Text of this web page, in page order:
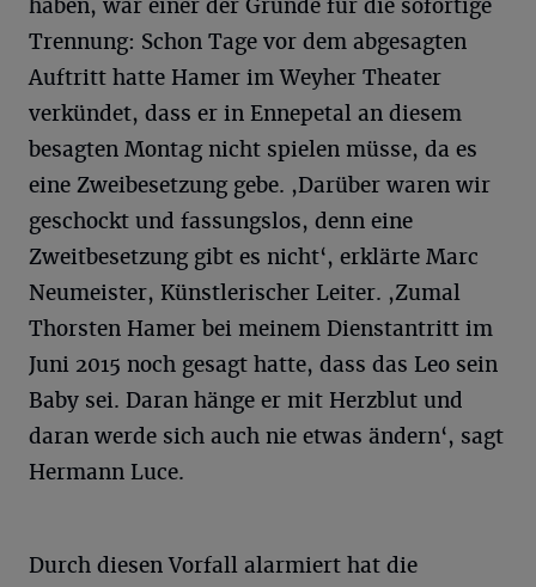
haben, war einer der Gründe für die sofortige
Trennung: Schon Tage vor dem abgesagten
Auftritt hatte Hamer im Weyher Theater
verkündet, dass er in Ennepetal an diesem
besagten Montag nicht spielen müsse, da es
eine Zweibesetzung gebe. ,Darüber waren wir
geschockt und fassungslos, denn eine
Zweitbesetzung gibt es nicht‘, erklärte Marc
Neumeister, Künstlerischer Leiter. ,Zumal
Thorsten Hamer bei meinem Dienstantritt im
Juni 2015 noch gesagt hatte, dass das Leo sein
Baby sei. Daran hänge er mit Herzblut und
daran werde sich auch nie etwas ändern‘, sagt
Hermann Luce.
Durch diesen Vorfall alarmiert hat die